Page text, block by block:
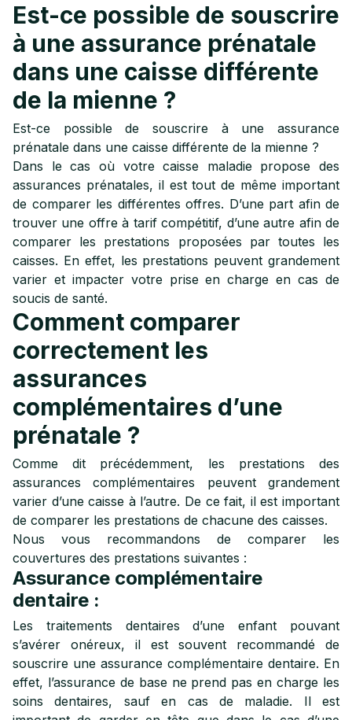
Est-ce possible de souscrire
à une assurance prénatale
dans une caisse différente
de la mienne ?
Est-ce possible de souscrire à une assurance
prénatale dans une caisse différente de la mienne ?
Dans le cas où votre caisse maladie propose des
assurances prénatales, il est tout de même important
de comparer les différentes offres. D’une part afin de
trouver une offre à tarif compétitif, d’une autre afin de
comparer les prestations proposées par toutes les
caisses. En effet, les prestations peuvent grandement
varier et impacter votre prise en charge en cas de
soucis de santé.
Comment comparer
correctement les
assurances
complémentaires d’une
prénatale ?
Comme dit précédemment, les prestations des
assurances complémentaires peuvent grandement
varier d’une caisse à l’autre. De ce fait, il est important
de comparer les prestations de chacune des caisses.
Nous vous recommandons de comparer les
couvertures des prestations suivantes :
Assurance complémentaire
dentaire :
Les traitements dentaires d’une enfant pouvant
s’avérer onéreux, il est souvent recommandé de
souscrire une assurance complémentaire dentaire. En
effet, l’assurance de base ne prend pas en charge les
soins dentaires, sauf en cas de maladie. Il est